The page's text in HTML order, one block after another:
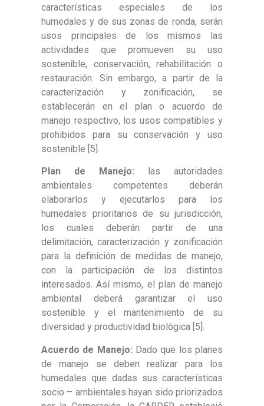
características especiales de los
humedales y de sus zonas de ronda, serán
usos principales de los mismos las
actividades que promueven su uso
sostenible, conservación, rehabilitación o
restauración. Sin embargo, a partir de la
caracterización y zonificación, se
establecerán en el plan o acuerdo de
manejo respectivo, los usos compatibles y
prohibidos para su conservación y uso
sostenible [5].
Plan de Manejo: las autoridades
ambientales competentes deberán
elaborarlos y ejecutarlos para los
humedales prioritarios de su jurisdicción,
los cuales deberán partir de una
delimitación, caracterización y zonificación
para la definición de medidas de manejo,
con la participación de los distintos
interesados. Así mismo, el plan de manejo
ambiental deberá garantizar el uso
sostenible y el mantenimiento de su
diversidad y productividad biológica [5].
Acuerdo de Manejo: Dado que los planes
de manejo se deben realizar para los
humedales que dadas sus características
socio – ambientales hayan sido priorizados